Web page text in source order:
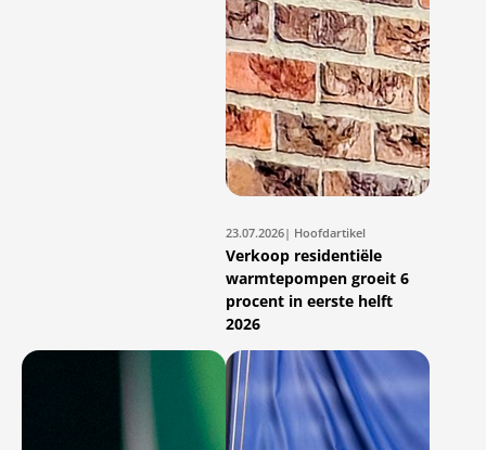
23.07.2026| Hoofdartikel
Verkoop residentiële
warmtepompen groeit 6
procent in eerste helft
2026